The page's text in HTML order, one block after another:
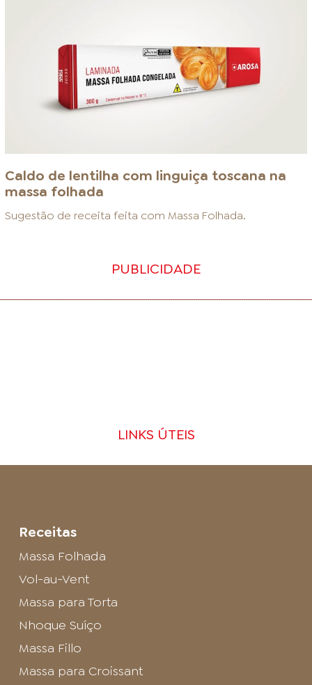
Caldo de lentilha com linguiça toscana na
massa folhada
Sugestão de receita feita com Massa Folhada.
PUBLICIDADE
LINKS ÚTEIS
Receitas
Massa Folhada
Vol-au-Vent
Massa para Torta
Nhoque Suíço
Massa Fillo
Massa para Croissant